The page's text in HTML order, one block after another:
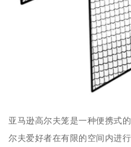
亚马逊高尔夫笼是一种便携式
尔夫爱好者在有限的空间内进